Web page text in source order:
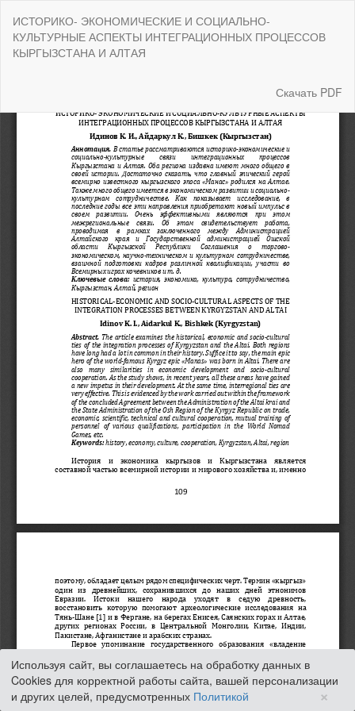
Подробностям
ИСТОРИКО- ЭКОНОМИЧЕСКИЕ И СОЦИАЛЬНО-
КУЛЬТУРНЫЕ АСПЕКТЫ ИНТЕГРАЦИОННЫХ ПРОЦЕССОВ
КЫРГЫЗСТАНА И АЛТАЯ
Скачать
Скачать PDF
Используя сайт, вы соглашаетесь на обработку данных в
Cookies для корректной работы сайта, вашей персонализации
и других целей, предусмотренных Политикой ×